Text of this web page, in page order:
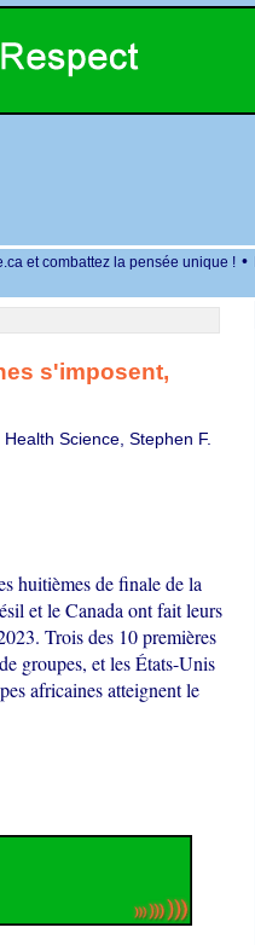
et combattez la pensée unique ! •
s'imposent,
Science, Stephen F.
huitièmes de finale de la
et le Canada ont fait leurs
Trois des 10 premières
groupes, et les États-Unis
africaines atteignent le